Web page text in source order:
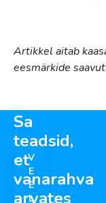
Artikkel aitab
eesmärkide
V
E
E
L
Sa
teadsid,
et
vanarahva
arvates